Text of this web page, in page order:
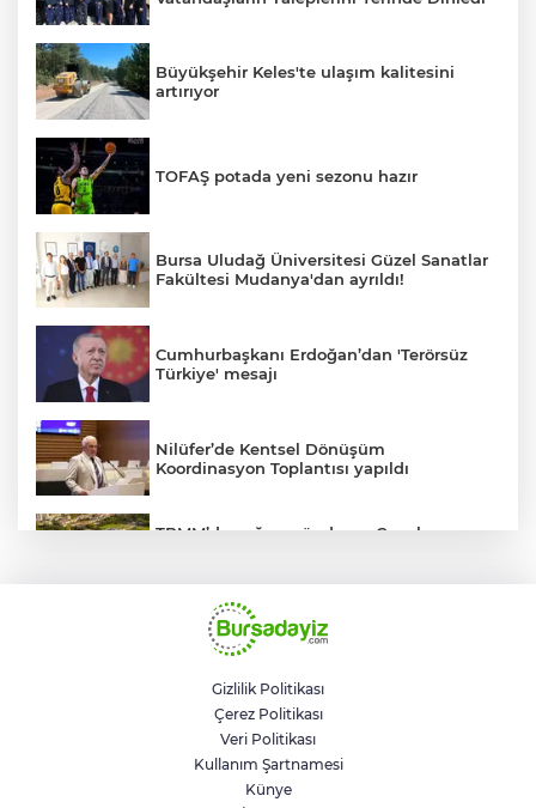
Büyükşehir Keles'te ulaşım kalitesini
artırıyor
TOFAŞ potada yeni sezonu hazır
Bursa Uludağ Üniversitesi Güzel Sanatlar
Fakültesi Mudanya'dan ayrıldı!
Cumhurbaşkanı Erdoğan’dan 'Terörsüz
Türkiye' mesajı
Nilüfer’de Kentsel Dönüşüm
Koordinasyon Toplantısı yapıldı
TBMM’de yoğun gündem... Çocuk
BUSKİ'den su tarifeleri açıklaması... Aylık
güncelleme yeni zam uygulaması değil
Geleceğin milli kaykaycıları
Osmangazi’de yarışıyor
Gizlilik Politikası
Çerez Politikası
Veri Politikası
Kullanım Şartnamesi
Künye